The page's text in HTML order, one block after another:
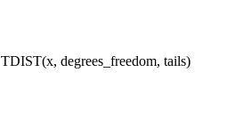
TDIST(x, degrees_freedom, tails)